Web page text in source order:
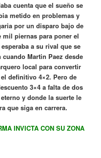
cuenta que el sueño se
metido en problemas y
por un disparo bajo de
mil piernas para poner el
a su rival que se
Martin Paez desde
local para convertir
definitivo 4×2. Pero de
3×4 a falta de dos
y donde la suerte le
que siga en carrera.
INVICTA CON SU ZONA